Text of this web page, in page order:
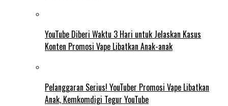
YouTube Diberi Waktu 3 Hari untuk Jelaskan Kasus
Konten Promosi Vape Libatkan Anak-anak
Pelanggaran Serius! YouTuber Promosi Vape Libatkan
Anak, Kemkomdigi Tegur YouTube